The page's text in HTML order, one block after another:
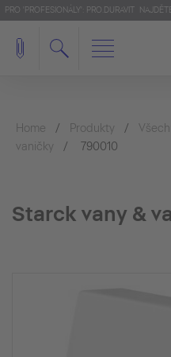
PRO 'PROFESIONÁLY': PRO.DURAVIT
Home Produkty
vaničky
790010
Starck vany &